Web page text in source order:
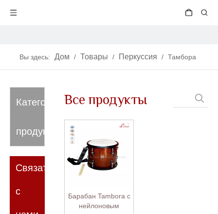
Вы здесь: Дом / Товары / Перкуссия / Тамбора
Категория
продукта
Связаться
с
Все продукты
Барабан Tambora с
нейлоновым